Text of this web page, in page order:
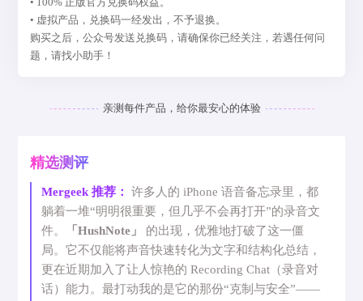
• 虚拟产品，兑换码一经发出，不予退换。
购买之后，公众号发送兑换码，请确保你已经关注，若遇任何问
题，请找小助手！
亲测每件产品，给你最安心的体验
精选测评
Mergeek 推荐：
许多人的 iPhone 语音备忘录里，都
躺着一堆“明明很重要，但几乎不会再打开”的录音文
件。
「HushNote」
的出现，优雅地打破了这一僵
局。它不仅能将声音快速转化为文字和结构化总结，
更在近期加入了让人惊艳的 Recording Chat（录音对
话）能力。最打动我的是它的那份“克制与安全”——